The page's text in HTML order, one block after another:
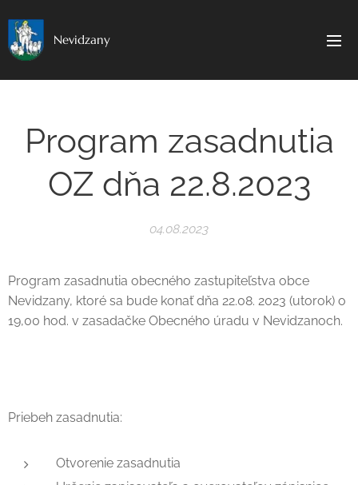
Nevidzany
Program zasadnutia
OZ dňa 22.8.2023
04.08.2023
Program zasadnutia obecného zastupiteľstva obce
Nevidzany, ktoré sa bude konať dňa 22.08. 2023 (utorok) o
19,00 hod. v zasadačke Obecného úradu v Nevidzanoch.
Priebeh zasadnutia:
Otvorenie zasadnutia